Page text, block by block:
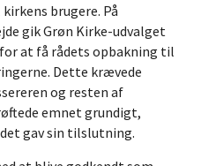
brugere. På
gik Grøn Kirke-udvalget
at få rådets opbakning til
Dette krævede
og resten af
emnet grundigt,
gav sin tilslutning.